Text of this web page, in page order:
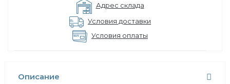
Адрес склада
Условия доставки
Условия оплаты
Описание